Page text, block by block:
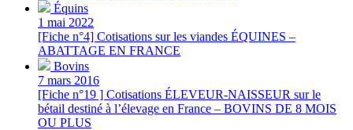
Équins
1 mai 2022
[Fiche n°4] Cotisations sur les viandes ÉQUINES –
ABATTAGE EN FRANCE
Bovins
7 mars 2016
[Fiche n°19 ] Cotisations ÉLEVEUR-NAISSEUR sur le
bétail destiné à l’élevage en France – BOVINS DE 8 MOIS
OU PLUS